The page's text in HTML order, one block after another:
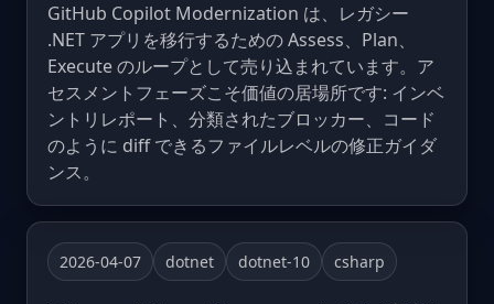
GitHub Copilot Modernization は、レガシー
.NET アプリを移行するための Assess、Plan、
Execute のループとして売り込まれています。ア
セスメントフェーズこそ価値の居場所です: インベ
ントリレポート、分類されたブロッカー、コード
のように diff できるファイルレベルの修正ガイダ
ンス。
2026-04-07 dotnet dotnet-10 csharp